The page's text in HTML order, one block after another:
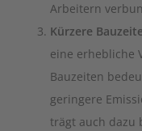
Arbeitern
Kürzere
eine erhebliche
Bauzeiten
geringere
trägt auch dazu